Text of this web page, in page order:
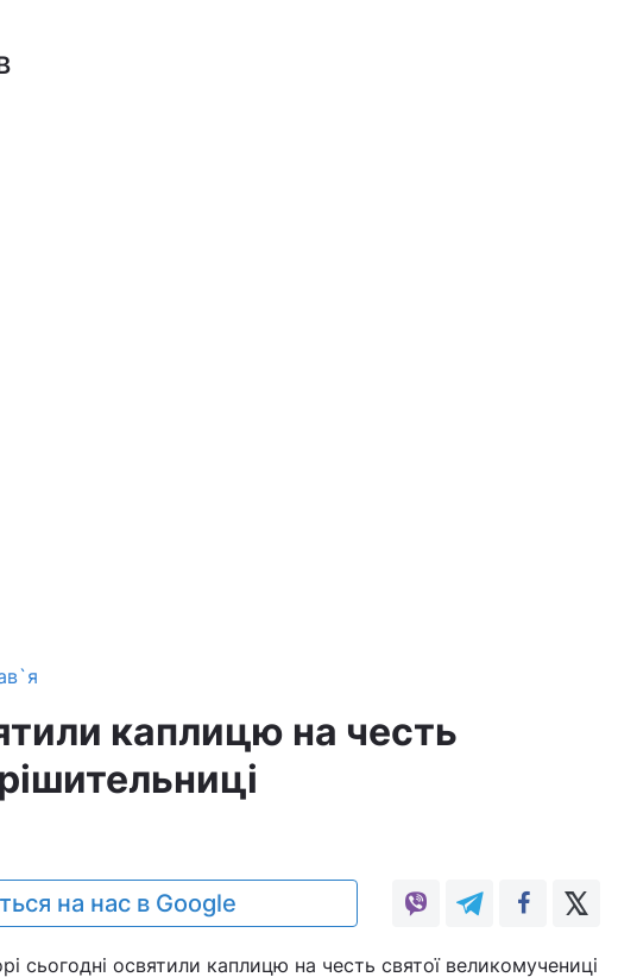
каплицю на честь
на нас в Google
сьогодні освятили каплицю на честь святої великомучениці